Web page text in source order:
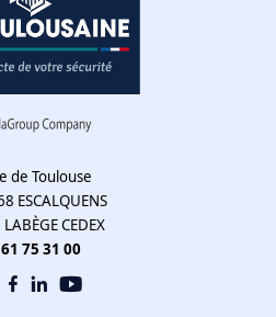
de Toulouse
ESCALQUENS
CEDEX
75 31 00
l'utilisation du site,
sécurité du site internet.
de cookies pour chaque
cookies :